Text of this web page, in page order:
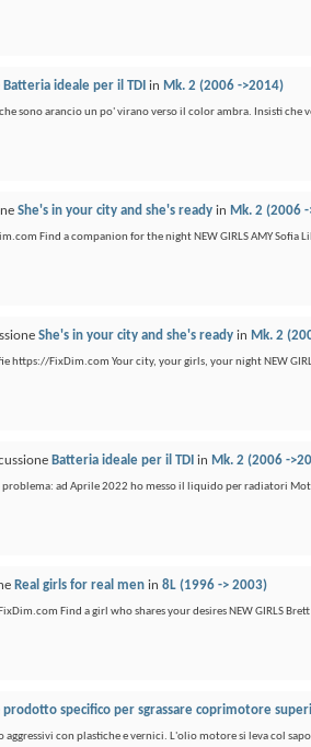
Batteria ideale per il TDI in Mk. 2 (2006 ->2014)
sono arancio un po' virano verso il color ambra. Insisti che
She's in your city and she's ready in Mk. 2 (2006
Find a companion for the night NEW GIRLS AMY Sofia
She's in your city and she's ready in Mk. 2
https://FixDim.com Your city, your girls, your night NEW
Batteria ideale per il TDI in Mk. 2 (2006 -
ad Aprile 2022 ho messo il liquido per radiatori
Real girls for real men in 8L (1996 -> 2003)
Find a girl who shares your desires NEW GIRLS Brett
prodotto specifico per sgrassare coprimotore
con plastiche e vernici. L'olio motore si leva col